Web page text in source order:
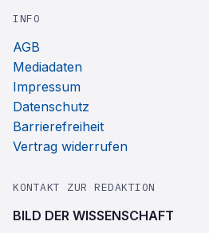
INFO
AGB
Mediadaten
Impressum
Datenschutz
Barrierefreiheit
Vertrag widerrufen
KONTAKT ZUR REDAKTION
BILD DER WISSENSCHAFT